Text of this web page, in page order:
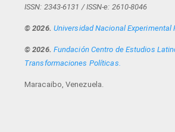
ISSN: 2343-6131 / ISSN-e: 2610-8046
© 2026. Universidad Nacional Experimental
© 2026. Fundación Centro de Estudios
Transformaciones Políticas.
Maracaibo, Venezuela.